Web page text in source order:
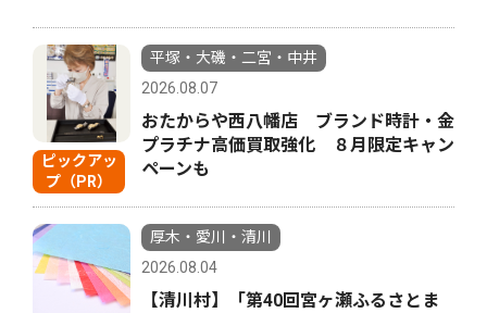
ピックアッ
プ（PR）
平塚・大磯・二宮・中井
2026.08.07
おたからや西八幡店 ブランド時計・金
プラチナ高価買取強化 ８月限定キャン
ペーンも
厚木・愛川・清川
2026.08.04
【清川村】「第40回宮ヶ瀬ふるさとま